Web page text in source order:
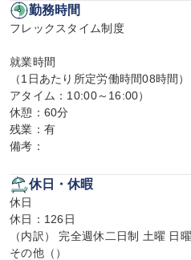
勤務時間
フレックスタイム制度
就業時間
（1日あたり所定労働時間08時間
アタイム：10:00～16:00）
休憩：60分
残業：有
備考：
休日・休暇
休日
休日：126日
（内訳） 完全週休二日制 土曜 日
その他（）